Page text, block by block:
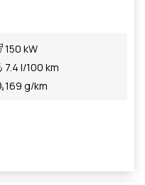
150 kW
7.4 l/100 km
169 g/km